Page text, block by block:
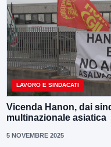
LAVORO E SINDACATI
Vicenda Hanon, dai
multinazionale asiatica
5 NOVEMBRE 2025